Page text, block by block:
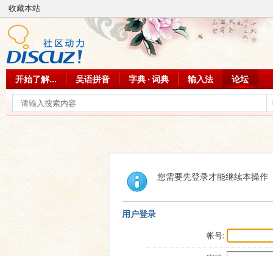
收藏本站
开始了解... 吴语拼音 字典 · 词典 输入法 论坛
您需要先登录才能继续本操作
用户登录
帐号: